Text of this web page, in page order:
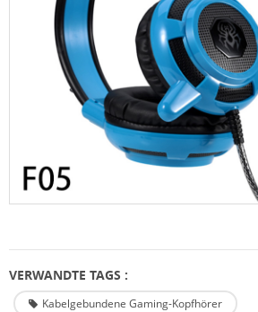
VERWANDTE TAGS :
Kabelgebundene Gaming-Kopfhörer